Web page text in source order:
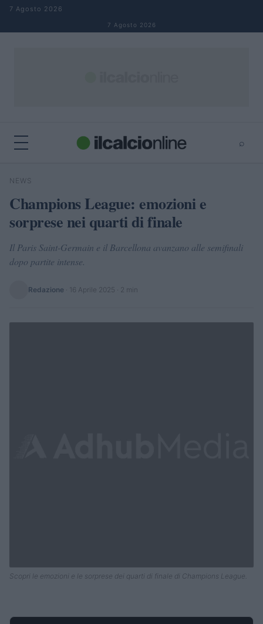
Salta al contenuto
7 Agosto 2026
7 Agosto 2026
⌕
Cerca
NEWS
Champions League: emozioni e
sorprese nei quarti di finale
Il Paris Saint-Germain e il Barcellona avanzano alle semifinali
dopo partite intense.
Redazione 16 Aprile 2025 · 2 min
Scopri le emozioni e le sorprese dei quarti di finale di Champions League.